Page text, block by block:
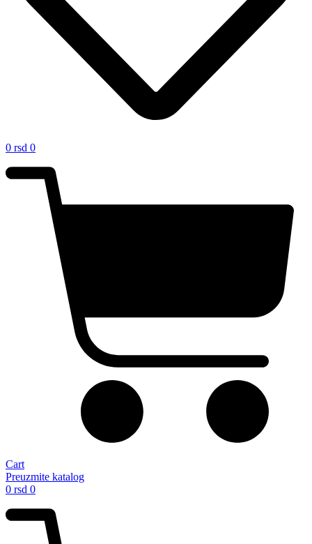
0 rsd 0
Cart
Preuzmite katalog
0 rsd 0